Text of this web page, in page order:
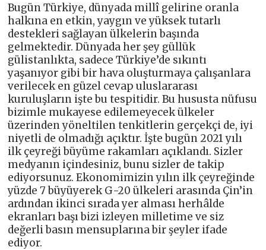
Bugün Türkiye, dünyada millî gelirine oranla
halkına en etkin, yaygın ve yüksek tutarlı
destekleri sağlayan ülkelerin başında
gelmektedir. Dünyada her şey güllük
gülistanlıkta, sadece Türkiye’de sıkıntı
yaşanıyor gibi bir hava oluşturmaya çalışanlara
verilecek en güzel cevap uluslararası
kuruluşların işte bu tespitidir. Bu hususta nüfusu
bizimle mukayese edilemeyecek ülkeler
üzerinden yöneltilen tenkitlerin gerçekçi de, iyi
niyetli de olmadığı açıktır. İşte bugün 2021 yılı
ilk çeyreği büyüme rakamları açıklandı. Sizler
medyanın içindesiniz, bunu sizler de takip
ediyorsunuz. Ekonomimizin yılın ilk çeyreğinde
yüzde 7 büyüyerek G-20 ülkeleri arasında Çin’in
ardından ikinci sırada yer alması herhâlde
ekranları başı bizi izleyen milletime ve siz
değerli basın mensuplarına bir şeyler ifade
ediyor.